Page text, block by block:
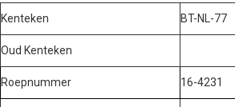
Kenteken BT-NL-77
Oud Kenteken
Roepnummer 16-4231